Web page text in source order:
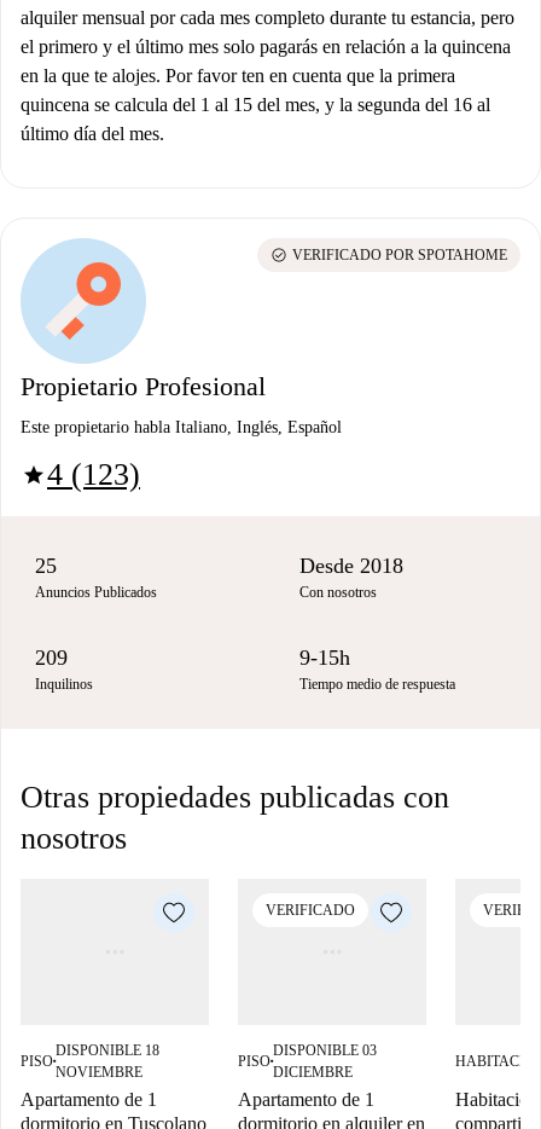
alquiler mensual por cada mes completo durante tu estancia, pero
el primero y el último mes solo pagarás en relación a la quincena
en la que te alojes. Por favor ten en cuenta que la primera
quincena se calcula del 1 al 15 del mes, y la segunda del 16 al
último día del mes.
Propietario Profesional
Este propietario habla Italiano, Inglés, Español
star4 (123)
check_circle VERIFICADO POR SPOTAHOME
25
Anuncios Publicados
Desde 2018
Con nosotros
209
Inquilinos
9-15h
Tiempo medio de respuesta
Otras propiedades publicadas con
nosotros
PISO■
DISPONIBLE 18
NOVIEMBRE
Apartamento de 1
dormitorio en Tuscolano
VERIFICADO
PISO■
DISPONIBLE 03
DICIEMBRE
Apartamento de 1
dormitorio en alquiler en